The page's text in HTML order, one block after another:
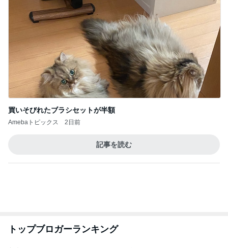
買いそびれたブラシセットが半額
Amebaトピックス 2日前
記事を読む
ブログ【アラフォー会